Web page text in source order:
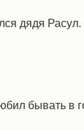
дядя
бывать в